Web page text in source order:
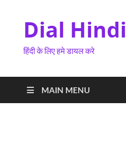
Dial Hindi
हिंदी के लिए हमे डायल करे
MAIN MENU